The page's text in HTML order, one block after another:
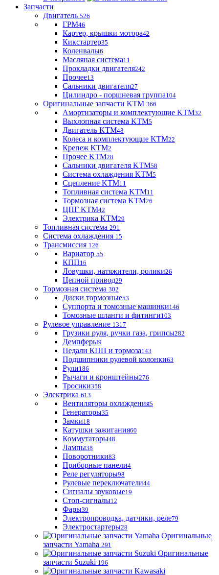
Запчасти
Двигатель 526
ГРМ46
Картер, крышки мотора42
Кикстартер35
Коленвалы6
Масляная система11
Прокладки двигателя242
Прочее13
Сальники двигателя27
Цилиндро - поршневая группа104
Оригинальные запчасти KTM 366
Амортизаторы и комплектующие KTM32
Выхлопная система KTM5
Двигатель KTM48
Колеса и комплектующие KTM22
Крепеж KTM2
Прочее KTM28
Сальники двигателя KTM58
Система охлаждения KTM5
Сцепление KTM11
Топливная система KTM11
Тормозная система KTM26
ЦПГ KTM42
Электрика KTM29
Топливная система 291
Система охлаждения 15
Трансмиссия 126
Вариатор 55
КПП16
Ловушки, натяжители, ролики26
Цепной привод29
Тормозная система 302
Диски тормозные53
Суппорта и томозные машинки146
Томозные шланги и фитинги103
Рулевое управление 1317
Грузики руля, ручки газа, грипсы282
Демпферы9
Педали КПП и тормоза143
Подшипники рулевой колонки63
Рули186
Рычаги и кронштейны276
Тросики358
Электрика 613
Вентиляторы охлаждения5
Генераторы35
Замки18
Катушки зажигания60
Коммутаторы48
Лампы38
Поворотники83
Приборные панели4
Реле регуляторы98
Рулевые переключатели44
Сигналы звуковые19
Стоп-сигналы12
Фары39
Электропроводка, датчики, реле79
Электростартеры28
Оригинальные
запчасти Yamaha 291
Оригинальные
запчасти Suzuki 196